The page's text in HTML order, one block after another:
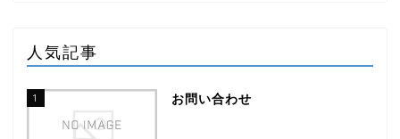
人気記事
1 お問い合わせ